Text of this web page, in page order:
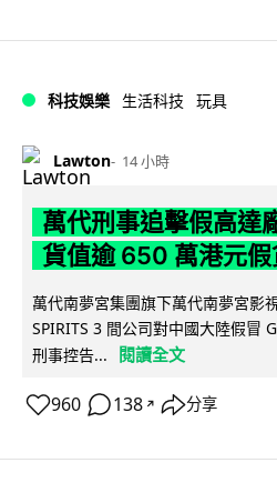
科技娛樂 生活科技 玩具
Lawton 14 小時
萬代刑事追擊假高達
貨值逾 650 萬港元假
萬代南夢宮集團旗下萬代南夢宮影
SPIRITS 3 間公司對中國大陸假冒
刑事控告...
閱讀全文
960 138 ↗ 分享